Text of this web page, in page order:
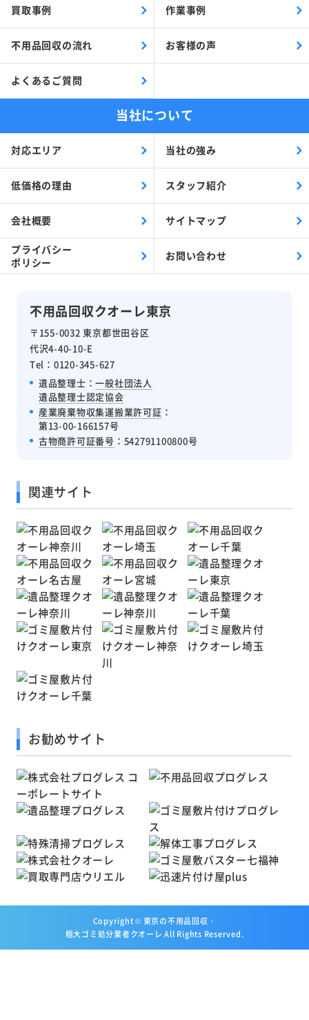
不用品回収クオーレ東京
〒155-0032 東京都世田谷区
代沢4-40-10-E
Tel：0120-345-627
遺品整理士：一般社団法人
遺品整理士認定協会
産業廃棄物収集運搬業許可証 ：
第13-00-166157号
古物商許可証番号 ：542791100800号
買取事例 作業事例
不用品回収の流れ お客様の声
よくあるご質問
当社について
対応エリア 当社の強み
低価格の理由 スタッフ紹介
会社概要 サイトマップ
プライバシー
ポリシー
お問い合わせ
関連サイト
お勧めサイト
Copyright © 東京の不用品回収・
粗大ゴミ処分業者クオーレ All Rights Reserved.